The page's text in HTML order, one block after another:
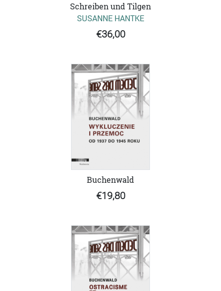
Schreiben und Tilgen
SUSANNE HANTKE
€36,00
Buchenwald
€19,80